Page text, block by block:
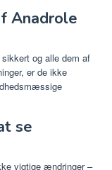
​​Anadrole
og alle dem af
er de ikke
se
vigtige ændringer –